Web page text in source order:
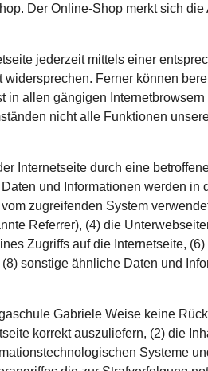
Der Online-Shop merkt sich
jederzeit mittels einer
Ferner können
allen gängigen
nicht alle Funktionen
Internetseite durch eine
und Informationen werden in
zugreifenden System
Referrer), (4) die
Zugriffs auf die Internetseite,
sonstige ähnliche Daten und
Gabriele Weise keine
korrekt auszuliefern, (2) die
Systeme